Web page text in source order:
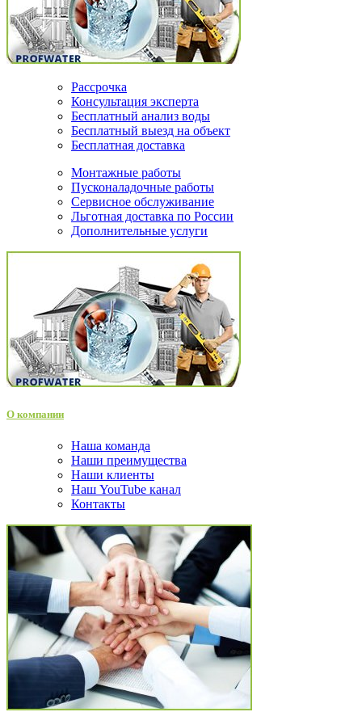
Рассрочка
Консультация эксперта
Бесплатный анализ воды
Бесплатный выезд на объект
Бесплатная доставка
Монтажные работы
Пусконаладочные работы
Сервисное обслуживание
Льготная доставка по России
Дополнительные услуги
О компании
Наша команда
Наши преимущества
Наши клиенты
Наш YouTube канал
Контакты